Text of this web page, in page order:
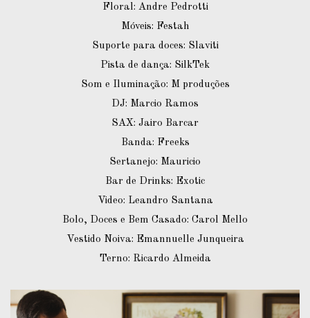
Floral: Andre Pedrotti
Móveis: Festah
Suporte para doces: Slaviti
Pista de dança: SilkTek
Som e Iluminação: M produções
DJ: Marcio Ramos
SAX: Jairo Barcar
Banda: Freeks
Sertanejo: Mauricio
Bar de Drinks: Exotic
Video: Leandro Santana
Bolo, Doces e Bem Casado: Carol Mello
Vestido Noiva: Emannuelle Junqueira
Terno: Ricardo Almeida